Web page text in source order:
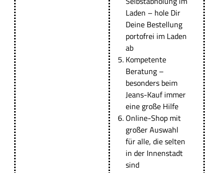
Laden – hole Dir
Deine Bestellung
portofrei im Laden
ab
Kompetente
Beratung –
besonders beim
Jeans-Kauf immer
eine große Hilfe
Online-Shopmit
großer Auswahl
für alle, die selten
in der Innenstadt
sind